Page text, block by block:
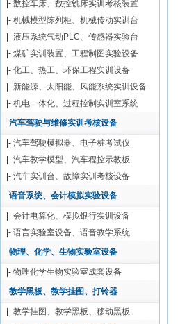
|- 数控车床、数控铣床实训考核装置
|- 机械模型陈列柜、机械传动实训台
|- 液压系统气动PLC、传感器实验台
|- 煤矿实训装置、工程制图实验设备
|- 化工、热工、环保工程实训设备
|- 新能源、太阳能、风能系统实训设备
|- 机电一体化、过程控制实训室系统
汽车驾驶与维修实训考核设备
|- 汽车驾驶模拟器、电子桩考试仪
|- 汽车教学模型、汽车程控示教板
|- 汽车实训台、故障实训考核设备
语音系统、会计模拟实验设备
|- 会计电算化、模拟银行实训设备
|- 语言实验室设备、语音教学系统
物理、化学、生物实验室设备
|- 物理化学生物实验室成套设备
教学黑板、教学挂图、打铃器
|- 教学挂图、教学黑板、移动黑板